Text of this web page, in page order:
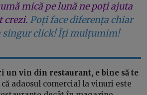
mică pe lună ne poți ajuta
crezi. Poți face diferența chiar
singur click! Îți mulțumim!
un vin din restaurant, e bine să te
adaosul comercial la vinuri este